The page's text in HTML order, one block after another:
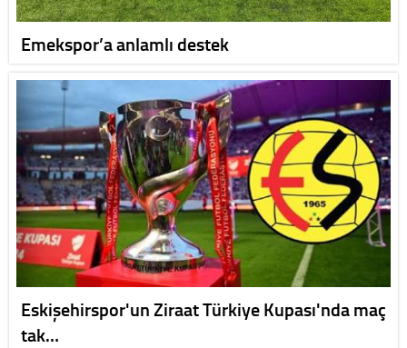
Emekspor’a anlamlı destek
Eskişehirspor'un Ziraat Türkiye Kupası'nda maç
tak…